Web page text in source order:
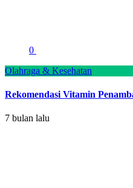
0
Olahraga & Kesehatan
Rekomendasi Vitamin
7 bulan lalu